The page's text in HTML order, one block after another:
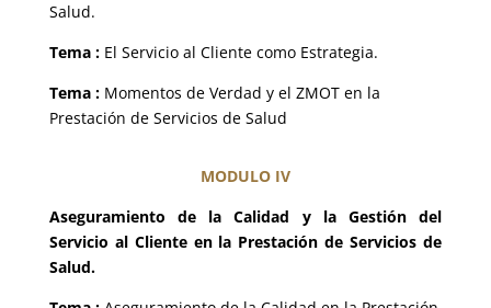
Salud.
Tema :El Servicio al Cliente como Estrategia.
Tema : Momentos de Verdad y el ZMOT en la
Prestación de Servicios de Salud
MODULO IV
Aseguramiento de la Calidad y la Gestión del
Servicio al Cliente en la Prestación de Servicios de
Salud.